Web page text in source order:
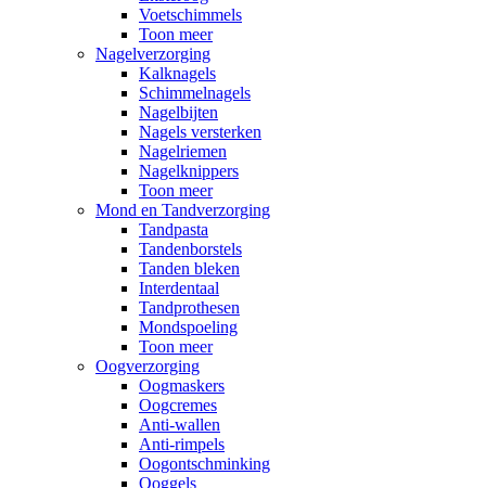
Voetschimmels
Toon meer
Nagelverzorging
Kalknagels
Schimmelnagels
Nagelbijten
Nagels versterken
Nagelriemen
Nagelknippers
Toon meer
Mond en Tandverzorging
Tandpasta
Tandenborstels
Tanden bleken
Interdentaal
Tandprothesen
Mondspoeling
Toon meer
Oogverzorging
Oogmaskers
Oogcremes
Anti-wallen
Anti-rimpels
Oogontschminking
Ooggels